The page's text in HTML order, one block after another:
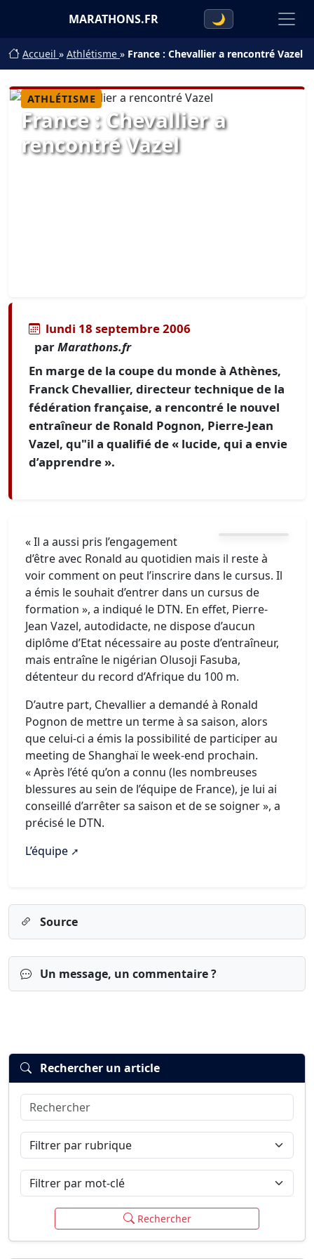
MARATHONS.FR 🌙
Accueil » Athlétisme » France : Chevallier a rencontré Vazel
ATHLÉTISME
France : Chevallier a
rencontré Vazel
lundi 18 septembre 2006
parMarathons.fr
En marge de la coupe du monde à Athènes,
Franck Chevallier, directeur technique de la
fédération française, a rencontré le nouvel
entraîneur de Ronald Pognon, Pierre-Jean
Vazel, qu"il a qualifié de « lucide, qui a envie
d’apprendre ».
« Il a aussi pris l’engagement
d’être avec Ronald au quotidien mais il reste à
voir comment on peut l’inscrire dans le cursus. Il
a émis le souhait d’entrer dans un cursus de
formation », a indiqué le DTN. En effet, Pierre-
Jean Vazel, autodidacte, ne dispose d’aucun
diplôme d’Etat nécessaire au poste d’entraîneur,
mais entraîne le nigérian Olusoji Fasuba,
détenteur du record d’Afrique du 100 m.
D’autre part, Chevallier a demandé à Ronald
Pognon de mettre un terme à sa saison, alors
que celui-ci a émis la possibilité de participer au
meeting de Shanghaï le week-end prochain.
« Après l’été qu’on a connu (les nombreuses
blessures au sein de l’équipe de France), je lui ai
conseillé d’arrêter sa saison et de se soigner », a
précisé le DTN.
L’équipe
Source
Un message, un commentaire ?
Connexion
Rechercher un article
Rechercher
Filtrer par rubrique
Filtrer par mot-clé
Rechercher